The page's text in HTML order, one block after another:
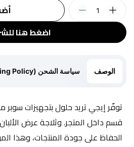
اضغط هنا
1
الوصف سياسة الشحن (Shipping Policy)